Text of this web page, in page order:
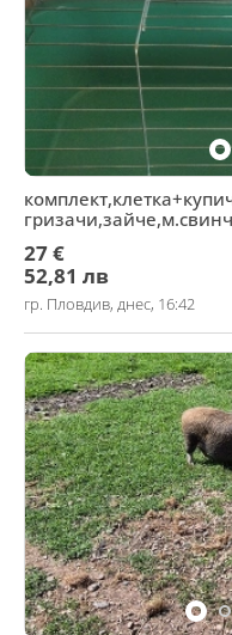
27 €
52,81 лв
гр. Пловдив, днес, 16:42